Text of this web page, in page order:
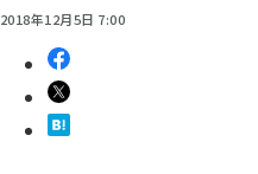
2018年12月5日 7:00